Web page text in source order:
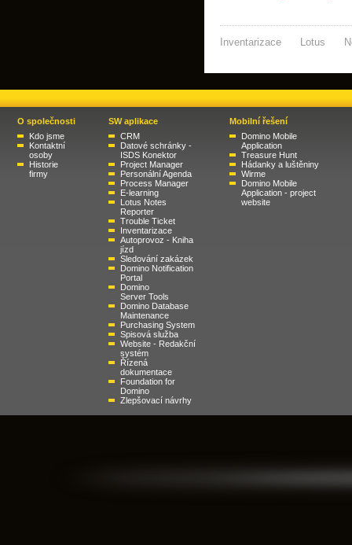
Inventarizace Lotus
O společnosti SW aplikace
Mobilní řešení
Kdo jsme
Kontaktní
osoby
Historie
firmy
CRM
Datové schránky -
ISDS Konektor
Project Manager
Personální Agenda
Process Manager
E-learning
Lotus Notes
Reporter
Trouble Ticket
Inventarizace
Autoprovoz - Kniha
jízd
Sledování zakázek
Domino Notification
Portal
Domino
Server Tools
Domino Database
Maintenance
Purchasing System
Spisová služba
Website - Redakční
systém
Řízená
dokumentace
Foundation for
Domino
Zlepšovací návrhy
Domino Mobile
Application
Treasure Hunt
Hádanky a luštěniny
Wirme
Domino Mobile
Application - project
website